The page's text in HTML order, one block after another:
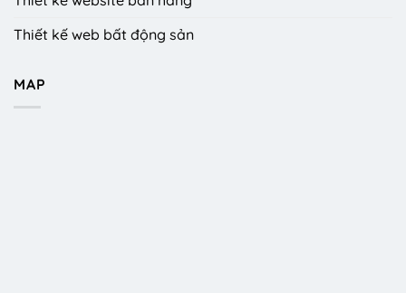
Thiết kế web bất động sản
MAP